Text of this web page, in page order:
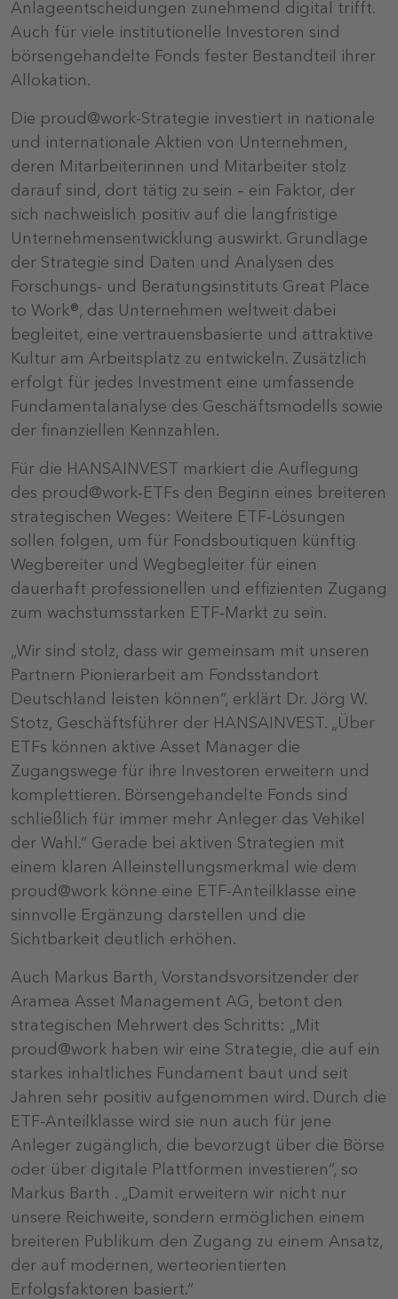
Anlageentscheidungen zunehmend digital trifft.
Auch für viele institutionelle Investoren sind
börsengehandelte Fonds fester Bestandteil ihrer
Allokation.
Die proud@work-Strategie investiert in nationale
und internationale Aktien von Unternehmen,
deren Mitarbeiterinnen und Mitarbeiter stolz
darauf sind, dort tätig zu sein – ein Faktor, der
sich nachweislich positiv auf die langfristige
Unternehmensentwicklung auswirkt. Grundlage
der Strategie sind Daten und Analysen des
Forschungs- und Beratungsinstituts Great Place
to Work®, das Unternehmen weltweit dabei
begleitet, eine vertrauensbasierte und attraktive
Kultur am Arbeitsplatz zu entwickeln. Zusätzlich
erfolgt für jedes Investment eine umfassende
Fundamentalanalyse des Geschäftsmodells sowie
der finanziellen Kennzahlen.
Für die HANSAINVEST markiert die Auflegung
des proud@work‑ETFs den Beginn eines breiteren
strategischen Weges: Weitere ETF‑Lösungen
sollen folgen, um für Fondsboutiquen künftig
Wegbereiter und Wegbegleiter für einen
dauerhaft professionellen und effizienten Zugang
zum wachstumsstarken ETF‑Markt zu sein.
„Wir sind stolz, dass wir gemeinsam mit unseren
Partnern Pionierarbeit am Fondsstandort
Deutschland leisten können“, erklärt Dr. Jörg W.
Stotz, Geschäftsführer der HANSAINVEST. „Über
ETFs können aktive Asset Manager die
Zugangswege für ihre Investoren erweitern und
komplettieren. Börsengehandelte Fonds sind
schließlich für immer mehr Anleger das Vehikel
der Wahl.“ Gerade bei aktiven Strategien mit
einem klaren Alleinstellungsmerkmal wie dem
proud@work könne eine ETF-Anteilklasse eine
sinnvolle Ergänzung darstellen und die
Sichtbarkeit deutlich erhöhen.
Auch Markus Barth, Vorstandsvorsitzender der
Aramea Asset Management AG, betont den
strategischen Mehrwert des Schritts: „Mit
proud@work haben wir eine Strategie, die auf ein
starkes inhaltliches Fundament baut und seit
Jahren sehr positiv aufgenommen wird. Durch die
ETF-Anteilklasse wird sie nun auch für jene
Anleger zugänglich, die bevorzugt über die Börse
oder über digitale Plattformen investieren“, so
Markus Barth . „Damit erweitern wir nicht nur
unsere Reichweite, sondern ermöglichen einem
breiteren Publikum den Zugang zu einem Ansatz,
der auf modernen, werteorientierten
Erfolgsfaktoren basiert.“